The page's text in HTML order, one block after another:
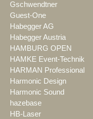
Gschwendtner
Guest-One
Habegger AG
Habegger Austria
HAMBURG OPEN
HAMKE Event-Technik
HARMAN Professional
Harmonic Design
Harmonic Sound
hazebase
HB-Laser